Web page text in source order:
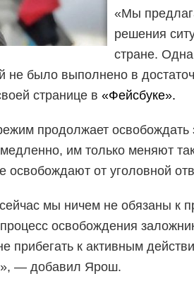
«Мы
решения
стране.
не было выполнено в
странице в «Фейсбуке».
продолжает освобождать
медленно, им только меняют
освобождают от уголовной
мы ничем не обязаны к
освобождения
прибегать к активным
— добавил Ярош.